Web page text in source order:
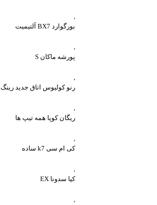
,
بورگوارد BX7 آلتیمیت
,
پورشه ماکان S
,
رنو کولیوس اتاق جدید رینگ 18
,
ریگان کوپا همه تیپ ها
,
کی ام سی k7 ساده
,
کیا سدونا EX
,